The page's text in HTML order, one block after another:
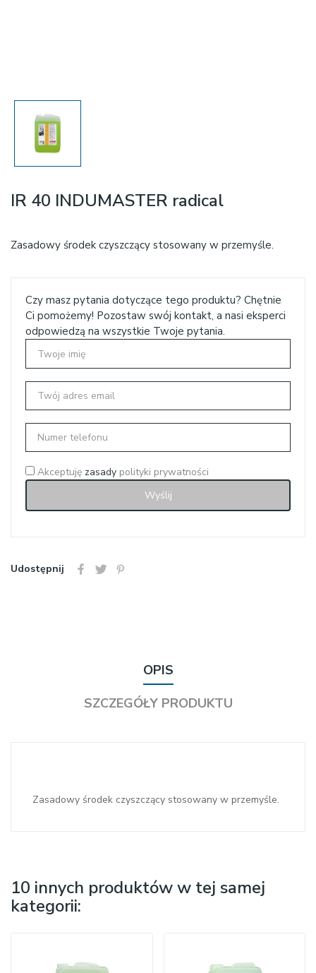
IR 40 INDUMASTER radical
Zasadowy środek czyszczący stosowany w przemyśle.
Czy masz pytania dotyczące tego produktu? Chętnie
Ci pomożemy! Pozostaw swój kontakt, a nasi eksperci
odpowiedzą na wszystkie Twoje pytania.
Akceptuję zasady polityki prywatności
Udostępnij
OPIS
SZCZEGÓŁY PRODUKTU
Zasadowy środek czyszczący stosowany w przemyśle.
10 innych produktów w tej samej
kategorii: